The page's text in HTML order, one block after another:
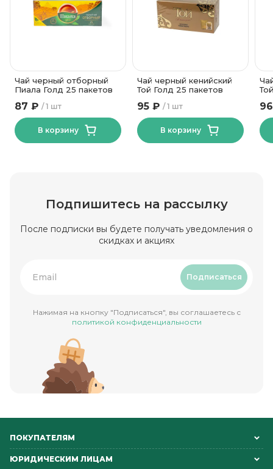
Чай черный отборный
Пиала Голд 25 пакетов
1 шт
87 ₽
В корзину
Чай черный кенийский
Той Голд 25 пакетов
1 шт
95 ₽
В корзину
Подпишитесь на рассылку
После подписки вы будете получать уведомления о
скидках и акциях
Подписаться
Нажимая на кнопку "Подписаться", вы соглашаетесь с
политикой конфиденциальности
ПОКУПАТЕЛЯМ
ЮРИДИЧЕСКИМ ЛИЦАМ